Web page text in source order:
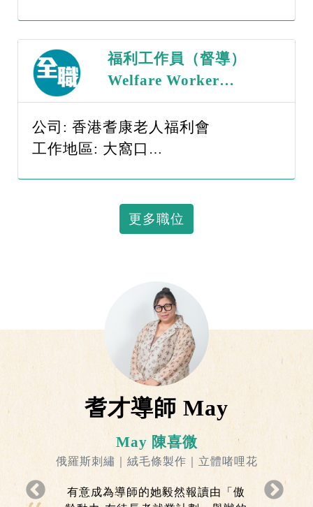
福利工作員（督導）
Welfare Worker
（Supervisor） （職
位編號：WWS -
260817）
公司: 香港耆康老人福利會
工作地區: 大窩口
更多職位
耆才導師 May
May 陳喜微
俄羅斯刺繡｜絨毛條製作｜立體啫哩花
有意成為導師的她毅然報讀由「傲
Previous 下一頁